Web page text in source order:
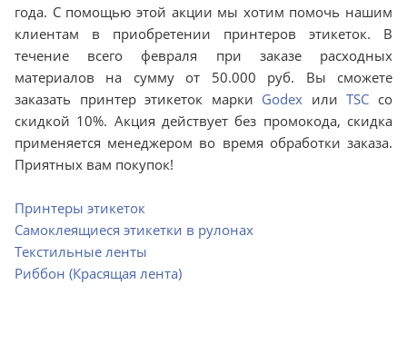
года. С помощью этой акции мы хотим помочь нашим
клиентам в приобретении принтеров этикеток. В
течение всего февраля при заказе расходных
материалов на сумму от 50.000 руб. Вы сможете
заказать принтер этикеток марки Godex илиTSC со
скидкой 10%. Акция действует без промокода, скидка
применяется менеджером во время обработки заказа.
Приятных вам покупок!
Принтеры этикеток
Самоклеящиеся этикетки в рулонах
Текстильные ленты
Риббон (Красящая лента)